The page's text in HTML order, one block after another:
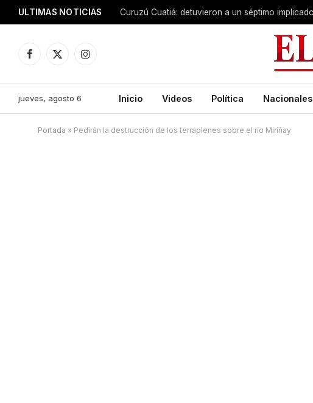
ULTIMAS NOTICIAS
Facebook
X
Instagram
jueves, agosto 6 Inicio Videos Política Nacionales
Portada » Pedirán la destrucción de los terraplenes sobre el río Miriñay